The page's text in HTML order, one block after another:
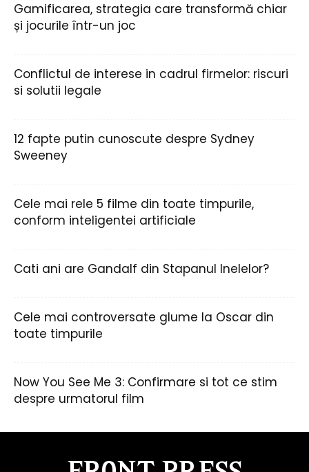
Gamificarea, strategia care transformă chiar
și jocurile într-un joc
Conflictul de interese in cadrul firmelor: riscuri
si solutii legale
12 fapte putin cunoscute despre Sydney
Sweeney
Cele mai rele 5 filme din toate timpurile,
conform inteligentei artificiale
Cati ani are Gandalf din Stapanul Inelelor?
Cele mai controversate glume la Oscar din
toate timpurile
Now You See Me 3: Confirmare si tot ce stim
despre urmatorul film